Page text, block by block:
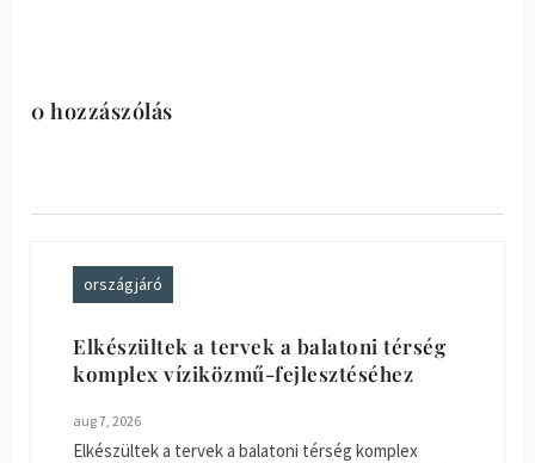
0 hozzászólás
országjáró
Elkészültek a tervek a balatoni térség
komplex víziközmű-fejlesztéséhez
aug 7, 2026
Elkészültek a tervek a balatoni térség komplex